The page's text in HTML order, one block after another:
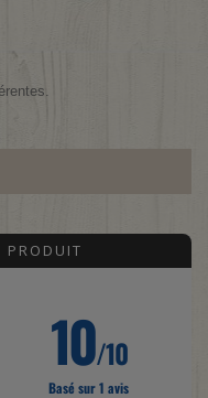
PRODUIT
10/10
Basé sur 1 avis